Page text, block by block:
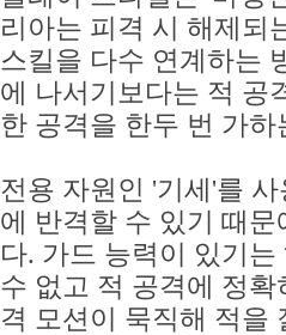
리아는 피격 시 해제되
스킬을 다수 연계하는
에 나서기보다는 적 공
한 공격을 한두 번 가
전용 자원인 '기세'를
에 반격할 수 있기 때
다. 가드 능력이 있기
수 없고 적 공격에 정
격 모션이 묵직해 적을